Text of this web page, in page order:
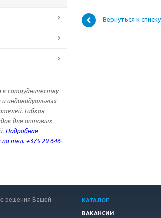
сотрудничеству
и индивидуальных
Гибкая
для оптовых
Подробная
тел. +375 29 646-
Вернуться к списку
решения Вашей
КАТАЛОГ
ВАКАНСИИ